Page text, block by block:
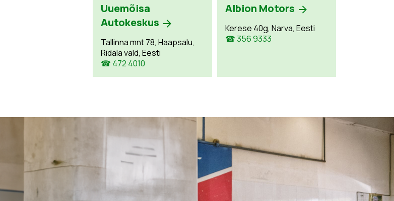
Uuemõisa
Autokeskus
Tallinna mnt 78, Haapsalu,
Ridala vald, Eesti
☎ 472 4010
Albion Motors
Kerese 40g, Narva, Eesti
☎ 356 9333